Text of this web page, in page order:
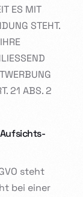
ES MIT
STEHT.
21 ABS. 2
Aufsichts­
steht
bei einer